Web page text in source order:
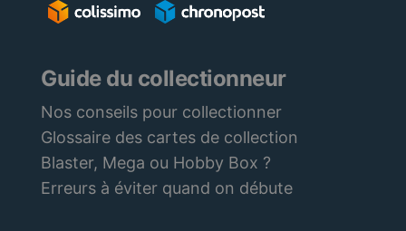
Guide du collectionneur
Nos conseils pour collectionner
Glossaire des cartes de collection
Blaster, Mega ou Hobby Box ?
Erreurs à éviter quand on débute